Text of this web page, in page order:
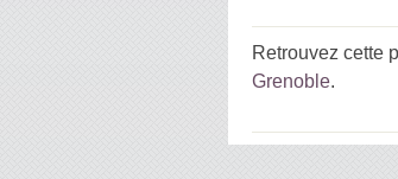
Retrouvez cette
Grenoble.